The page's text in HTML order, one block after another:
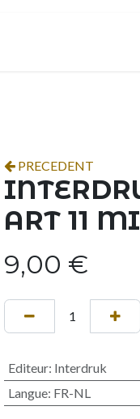
PRECEDENT
ART 11
9,00 €
Editeur: Interdruk
Langue: FR-NL